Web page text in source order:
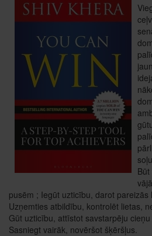
pusēm ; Iegūt uzticību, darot
Uzņemties atbildību, kontrolēt lietas,
Gūt uzticību, attīstot savstarpēju
Sasniegt vairāk, novēršot šķēršļus.